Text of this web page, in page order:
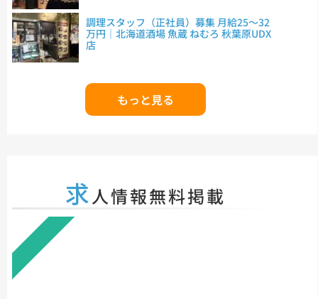
調理スタッフ（正社員）募集 月給25～32
万円｜北海道酒場 魚蔵 ねむろ 秋葉原UDX
店
もっと見る
求人情報無料掲載
無料掲載